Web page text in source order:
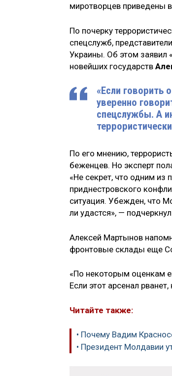
миротворцев приведены
По почерку
спецслужб,
Украины. Об этом заявил
новейших государств
«Если говорить
уверенно
спецслужбы. А
По его мнению,
беженцев. Но эксперт
«Не секрет, что одним
приднестровского
ситуация. Убежден, что
ли удастся», —
Алексей Мартынов
фронтовые склады еще
«По некоторым оценкам
Если этот арсенал
Читайте также:
• Почему Вадим
• Президент Молдавии